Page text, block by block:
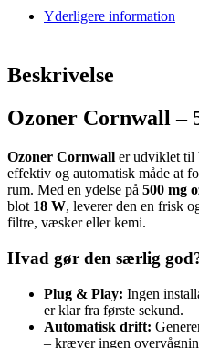
Yderligere information
Beskrivelse
Ozoner Cornwall –
Ozoner Cornwall er udviklet til
effektiv og automatisk måde at
rum. Med en ydelse på 500 mg
blot 18 W, leverer den en frisk
filtre, væsker eller kemi.
Hvad gør den særlig
Plug & Play: Ingen
er klar fra første sekund.
Automatisk drift:
– kræver ingen